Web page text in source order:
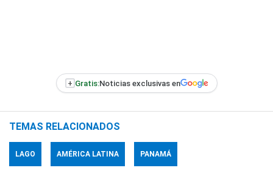
+ Gratis:Noticias exclusivas en
TEMAS RELACIONADOS
LAGO AMÉRICA LATINA PANAMÁ